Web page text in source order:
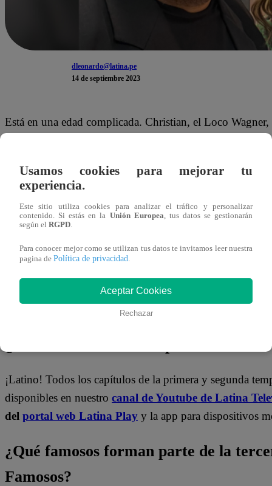
dleonardo@latina.pe
14 de septiembre 2023
Está en una edad complicada. Christian, el Loco
debido a que el participante es muy alto para la altura
“Voy a necesitar un asiento” “Soy muy alto, mi 1.82 m
basurero para sentarme”, indicó el famoso mientras
noche.
¿Dónde ver todos los capítulos de El
¡Latino! Todos los capítulos de la primera y segunda
disponibles en nuestro canal de Youtube de Latina
del portal web Latina Play y la app para dispositivos
¿Qué famosos forman parte de la
Famosos?
Usamos cookies para mejorar tu
experiencia.
Este sitio utiliza cookies para analizar el tráfico y personalizar
contenido. Si estás en la Unión Europea , tus datos se gestionarán
según el RGPD
Para conocer mejor como se utilizan tus datos te invitamos leer nuestra
pagina de Política de privacidad
Aceptar Cookies
Rechazar